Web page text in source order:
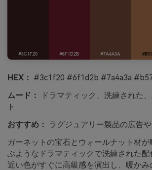
HEX： #3c1f20 #6f1d2b #7a4a3a
ムード：
ドラマティック、洗練された
ト
おすすめ：
ラグジュアリー製品の広告
ガーネットの宝石とウォールナット材
ぶようなドラマティックで洗練された配
近い色がすぐに高級感を演出し、暖か